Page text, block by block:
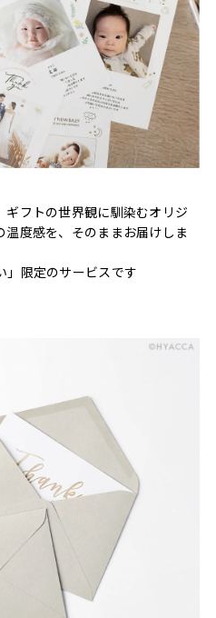
フトの世界観に馴染むオリジ
度感を、そのままお届けしま
限定のサービスです